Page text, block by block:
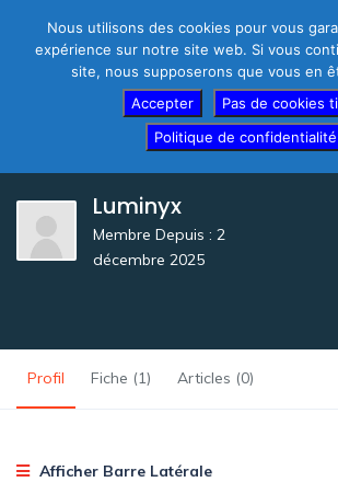
Luminyx
Membre Depuis : 2
décembre 2025
Profil Fiche (1) Articles (0)
Afficher Barre Latérale
Nous utilisons des cookies pour vous
expérience sur notre site web. Si vous
site, nous supposerons que vous en
Accepter
Pas de cookies
Politique de confidentialité